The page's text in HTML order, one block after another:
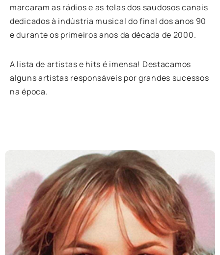
marcaram as rádios e as telas dos saudosos canais
dedicados à indústria musical do final dos anos 90
e durante os primeiros anos da década de 2000.
A lista de artistas e hits é imensa! Destacamos
alguns artistas responsáveis por grandes sucessos
na época.